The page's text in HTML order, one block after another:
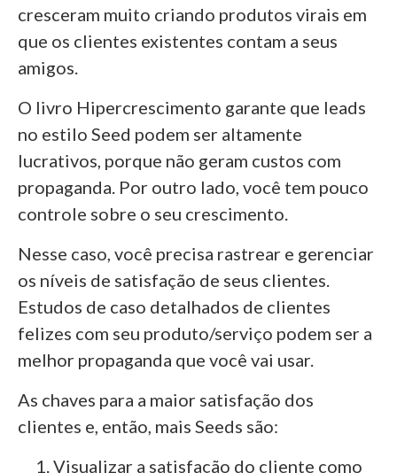
cresceram muito criando produtos virais em
que os clientes existentes contam a seus
amigos.
O livro Hipercrescimento garante que leads
no estilo Seed podem ser altamente
lucrativos, porque não geram custos com
propaganda. Por outro lado, você tem pouco
controle sobre o seu crescimento.
Nesse caso, você precisa rastrear e gerenciar
os níveis de satisfação de seus clientes.
Estudos de caso detalhados de clientes
felizes com seu produto/serviço podem ser a
melhor propaganda que você vai usar.
As chaves para a maior satisfação dos
clientes e, então, mais Seeds são:
Visualizar a satisfação do cliente como